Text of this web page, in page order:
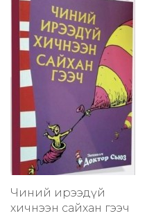
Чиний ирээдүй
хичнээн сайхан гээч